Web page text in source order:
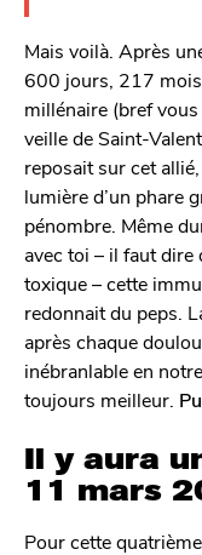
Mais voilà. Après
600 jours, 217
millénaire (bref
veille de Saint-
reposait sur cet
lumière d’un phare
pénombre. Même
avec toi – il faut
toxique – cette
redonnait du peps.
après chaque
inébranlable en
toujours meilleur.
Il y aura
11 mars
Pour cette